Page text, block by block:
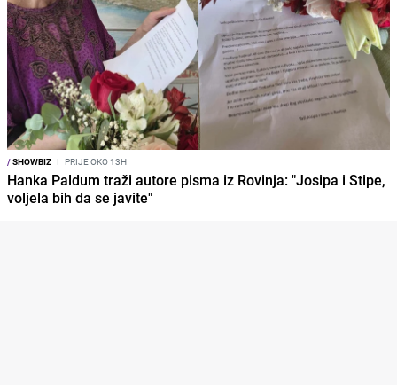
/SHOWBIZ I PRIJE OKO 13H
Hanka Paldum traži autore pisma iz Rovinja: "Josipa i Stipe,
voljela bih da se javite"